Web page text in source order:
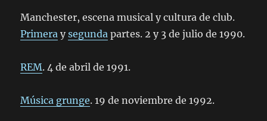
Manchester, escena musical y cultura de club.
Primera ysegunda partes. 2 y 3 de julio de 1990.
REM. 4 de abril de 1991.
Música grunge. 19 de noviembre de 1992.